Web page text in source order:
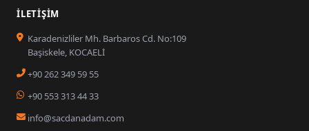
İLETIŞIM
Karadenizliler Mh. Barbaros Cd. No:109
Başiskele, KOCAELİ
+90 262 349 59 55
+90 553 313 44 33
info@sacdanadam.com